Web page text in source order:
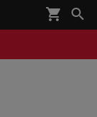
shopping_cart 
